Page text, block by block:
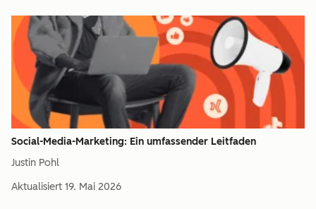
Social-Media-Marketing: Ein umfassender Leitfaden
Justin Pohl
Aktualisiert 19. Mai 2026